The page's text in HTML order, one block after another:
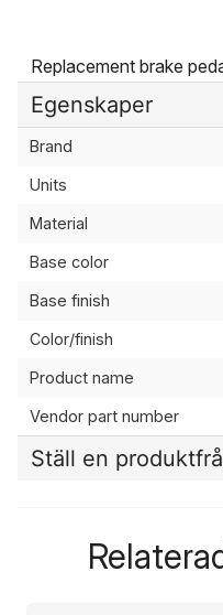
Replacement brake
Egenskaper
Brand
Units
Material
Base color
Base finish
Color/finish
Product name
Vendor part number
Ställ en